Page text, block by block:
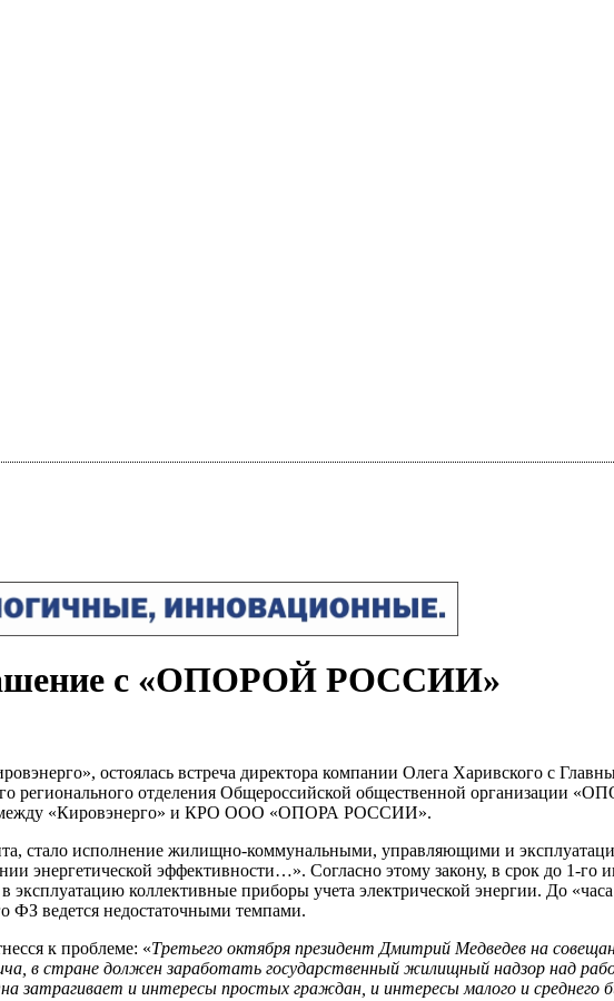
с «ОПОРОЙ РОССИИ»
остоялась встреча директора компании Олега Харивского с
регионального отделения Общероссийской общественной
между «Кировэнерго» и КРО ООО «ОПОРА РОССИИ».
стало исполнение жилищно-коммунальными, управляющими и
энергетической эффективности…». Согласно этому закону, в срок до 1-го
коллективные приборы учета электрической энергии. До «часа
ФЗ ведется недостаточными темпами.
к проблеме: «Третьего октября президент Дмитрий Медведев на
в стране должен заработать государственный жилищный надзор над
затрагивает и интересы простых граждан, и интересы малого и среднего